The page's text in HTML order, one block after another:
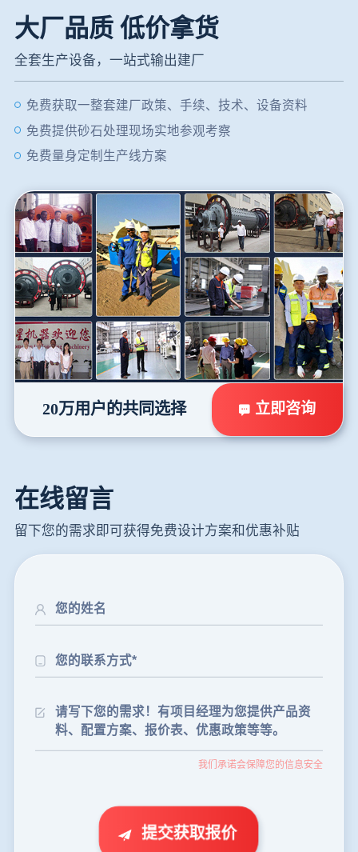
大厂品质 低价拿货
全套生产设备，一站式输出建厂
免费获取一整套建厂政策、手续、技术、设备资料
免费提供砂石处理现场实地参观考察
免费量身定制生产线方案
20万用户的共同选择 立即咨询
在线留言
留下您的需求即可获得免费设计方案和优惠补贴
我们承诺会保障您的信息安全
提交获取报价
24分钟前 朱先生留言：制砂机3000吨一套多少钱？
35分钟前 张先生留言：碎石机有几种型号？碎石机械设备一套价格？
武先生留言：年产100万吨机制砂，用什么设备？
王先生留言：建一条石料破碎生产线，规模300吨/小时，提供设备选型和报价。